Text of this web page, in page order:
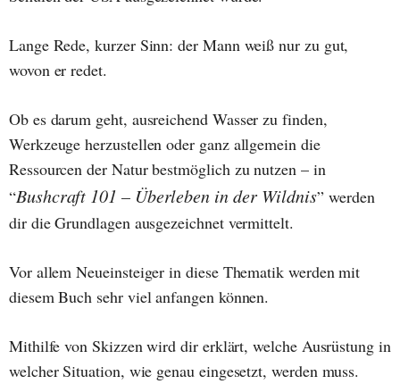
Lange Rede, kurzer Sinn: der Mann weiß nur zu gut,
wovon er redet.
Ob es darum geht, ausreichend Wasser zu finden,
Werkzeuge herzustellen oder ganz allgemein die
Ressourcen der Natur bestmöglich zu nutzen – in
“Bushcraft 101 – Überleben in der Wildnis” werden
dir die Grundlagen ausgezeichnet vermittelt.
Vor allem Neueinsteiger in diese Thematik werden mit
diesem Buch sehr viel anfangen können.
Mithilfe von Skizzen wird dir erklärt, welche Ausrüstung in
welcher Situation, wie genau eingesetzt, werden muss.